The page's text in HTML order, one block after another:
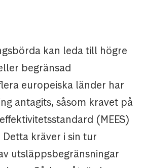
kan leda till högre
begränsad
europeiska länder har
antagits, såsom kravet på
(MEES)
kräver i sin tur
utsläppsbegränsningar